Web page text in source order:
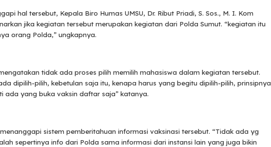
hal tersebut, Kepala Biro Humas UMSU, Dr. Ribut Priadi, S. Sos., M. I. Kom
jika kegiatan tersebut merupakan kegiatan dari Polda Sumut. “kegiatan itu
orang Polda,” ungkapnya.
tidak ada proses pilih memilih mahasiswa dalam kegiatan tersebut.
dipilih-pilih, kebetulan saja itu, kenapa harus yang begitu dipilih-pilih, prinsipnya
ada yang buka vaksin daftar saja” katanya.
sistem pemberitahuan informasi vaksinasi tersebut. “Tidak ada yg
sepertinya info dari Polda sama informasi dari instansi lain yang juga bikin